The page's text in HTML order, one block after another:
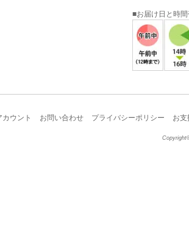
■お届け日と時
カウント お問い合わせ プライバシーポリシー お